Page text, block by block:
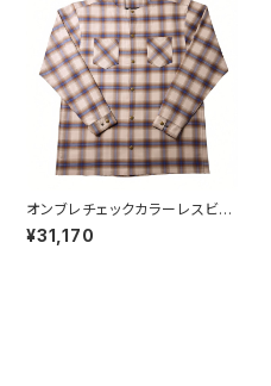
オンブレチェックカラーレスビッ
グシャツ BEG
¥31,170